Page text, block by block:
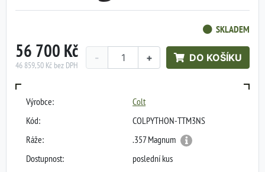
SKLADEM
56 700 Kč
46 859,50 Kč bez DPH
+
- DO KOŠÍKU
Výrobce:
Colt
Kód:
COLPYTHON-TTM3NS
Ráže:
.357 Magnum
Dostupnost:
poslední kus